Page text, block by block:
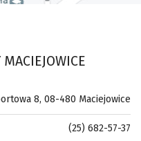
8, 08-480 Maciejowice
(25) 682-57-37